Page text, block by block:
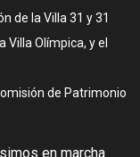
de la Villa 31 y 31
Villa Olímpica, y el
de Patrimonio
en marcha